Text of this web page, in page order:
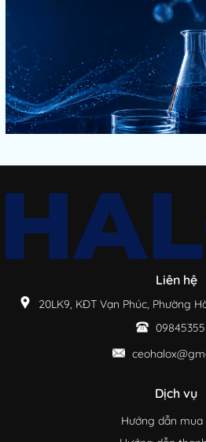
Liên hệ
20LK9, KĐT Vạn Phúc, Phường
Dịch vụ
Hướng dẫn mua